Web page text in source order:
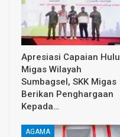
Apresiasi Capaian Hulu
Migas Wilayah
Sumbagsel, SKK Migas
Berikan Penghargaan
Kepada…
AGAMA